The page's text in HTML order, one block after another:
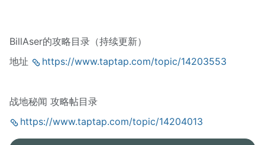
BillAser的攻略目录（持续更新）
地址
https://www.taptap.com/topic/14203553
战地秘闻 攻略帖目录
https://www.taptap.com/topic/14204013